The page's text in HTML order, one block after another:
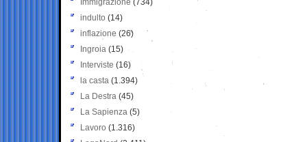
Immigrazione (734)
indulto (14)
inflazione (26)
Ingroia (15)
Interviste (16)
la casta (1.394)
La Destra (45)
La Sapienza (5)
Lavoro (1.316)